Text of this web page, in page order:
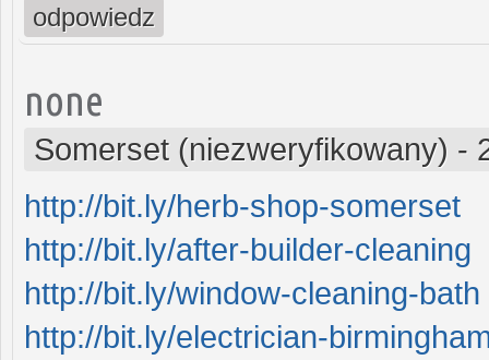
odpowiedz
none
Somerset (niezweryfikowany) -
http://bit.ly/herb-shop-somerset
http://bit.ly/after-builder-cleaning
http://bit.ly/window-cleaning-bath
http://bit.ly/electrician-